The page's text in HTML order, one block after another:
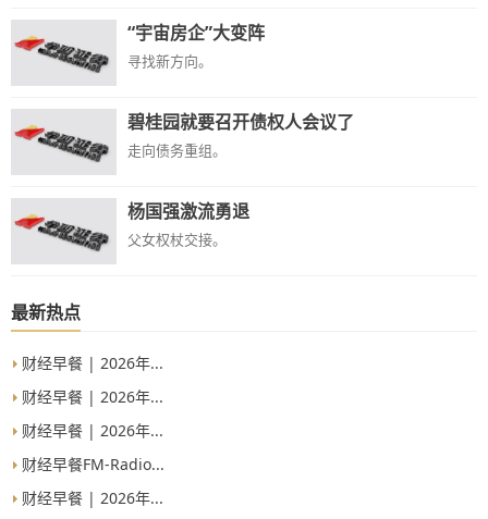
“宇宙房企”大变阵
寻找新方向。
碧桂园就要召开债权人会议了
走向债务重组。
杨国强激流勇退
父女权杖交接。
最新热点
财经早餐 | 2026年...
财经早餐 | 2026年...
财经早餐 | 2026年...
财经早餐FM-Radio...
财经早餐 | 2026年...